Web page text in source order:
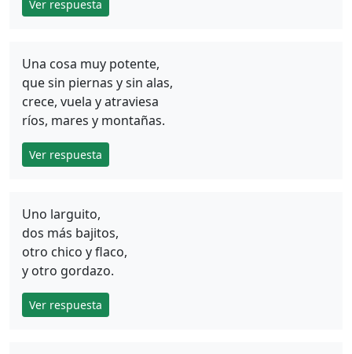
Ver respuesta
Una cosa muy potente,
que sin piernas y sin alas,
crece, vuela y atraviesa
ríos, mares y montañas.
Ver respuesta
Uno larguito,
dos más bajitos,
otro chico y flaco,
y otro gordazo.
Ver respuesta